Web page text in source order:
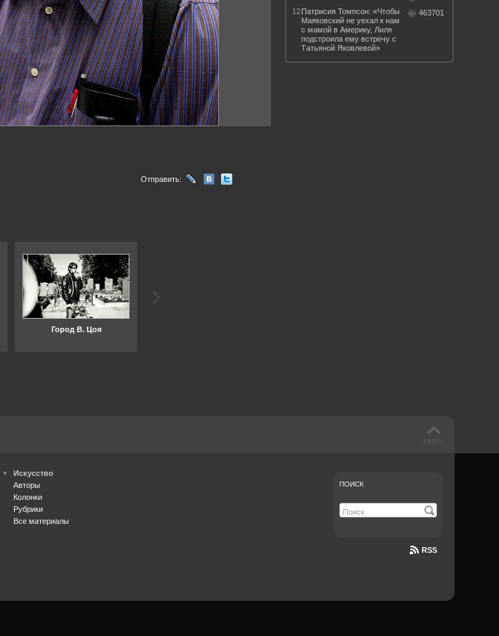
Отправить:
Город В. Цоя
12.Патрисия Томпсон: «Чтобы
Маяковский не уехал к нам
с мамой в Америку, Лиля
подстроила ему встречу с
Татьяной Яковлевой»
463701
Искусство
Авторы
Колонки
Рубрики
Все материалы
ПОИСК
RSS